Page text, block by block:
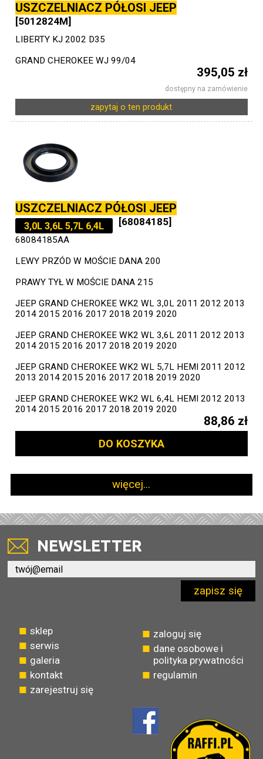
USZCZELNIACZ PÓŁOSI JEEP
[5012824M]
LIBERTY KJ 2002 D35
GRAND CHEROKEE WJ 99/04
395,05 zł
dostępny na zamówienie
zapytaj o ten produkt
USZCZELNIACZ PÓŁOSI JEEP
3,0L 3,6L 5,7L 6,4L [68084185]
68084185AA
LEWY PRZÓD W MOŚCIE DANA 200
PRAWY TYŁ W MOŚCIE DANA 215
JEEP GRAND CHEROKEE WK2 WL 3,0L 2011 2012 2013
2014 2015 2016 2017 2018 2019 2020
JEEP GRAND CHEROKEE WK2 WL 3,6L 2011 2012 2013
2014 2015 2016 2017 2018 2019 2020
JEEP GRAND CHEROKEE WK2 WL 5,7L HEMI 2011 2012
2013 2014 2015 2016 2017 2018 2019 2020
JEEP GRAND CHEROKEE WK2 WL 6,4L HEMI 2012 2013
2014 2015 2016 2017 2018 2019 2020
88,86 zł
DO KOSZYKA
więcej...
NEWSLETTER
zapisz się
sklep
serwis
galeria
kontakt
zarejestruj się
zaloguj się
dane osobowe i
polityka prywatności
regulamin